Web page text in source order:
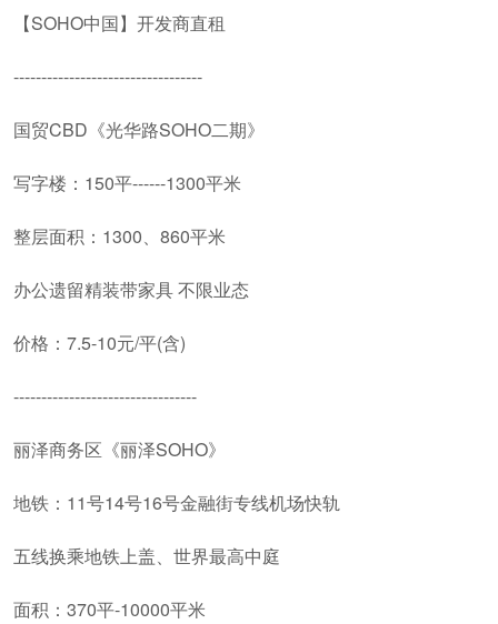
【SOHO中国】开发商直租
----------------------------------
国贸CBD《光华路SOHO二期》
写字楼：150平------1300平米
整层面积：1300、860平米
办公遗留精装带家具 不限业态
价格：7.5-10元/平(含)
---------------------------------
丽泽商务区《丽泽SOHO》
地铁：11号14号16号金融街专线机场快轨
五线换乘地铁上盖、世界最高中庭
面积：370平-10000平米